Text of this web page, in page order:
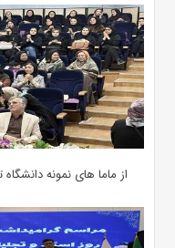
از ماما های نمونه